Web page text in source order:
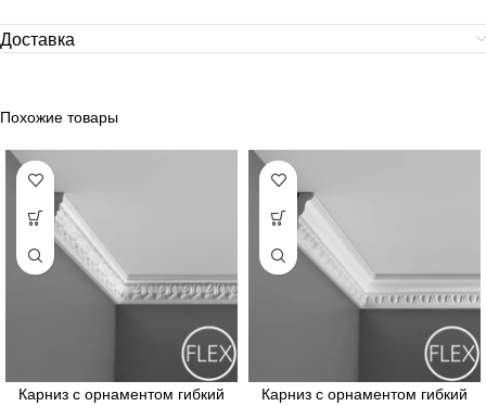
Доставка
Похожие товары
Карниз с орнаментом гибкий
Карниз с орнаментом гибкий